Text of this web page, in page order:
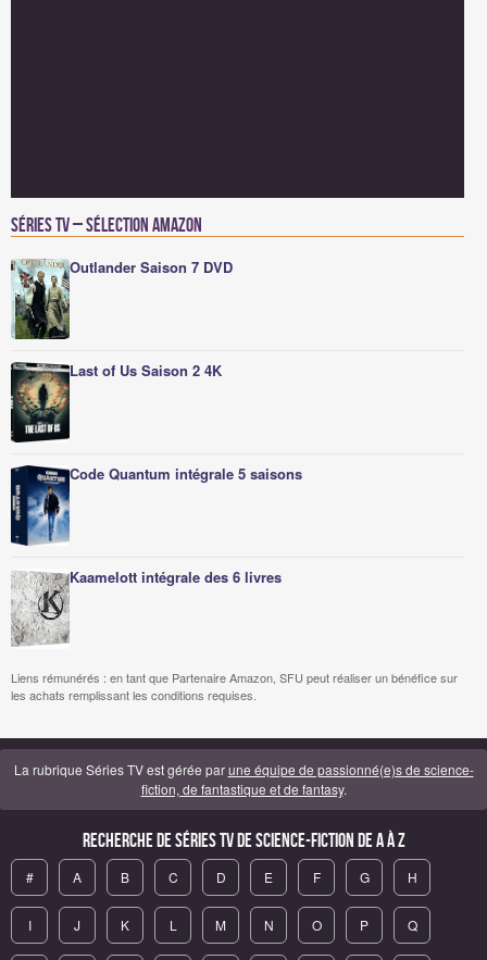
Séries TV – Sélection Amazon
Outlander Saison 7 DVD
Last of Us Saison 2 4K
Code Quantum intégrale 5 saisons
Kaamelott intégrale des 6 livres
Liens rémunérés : en tant que Partenaire Amazon, SFU peut réaliser un bénéfice sur
les achats remplissant les conditions requises.
La rubrique Séries TV est gérée parune équipe de passionné(e)s de science-
fiction, de fantastique et de fantasy.
Recherche de Séries TV de science-fiction de A à Z
# A B C D E F G H
I J K L M N O P Q